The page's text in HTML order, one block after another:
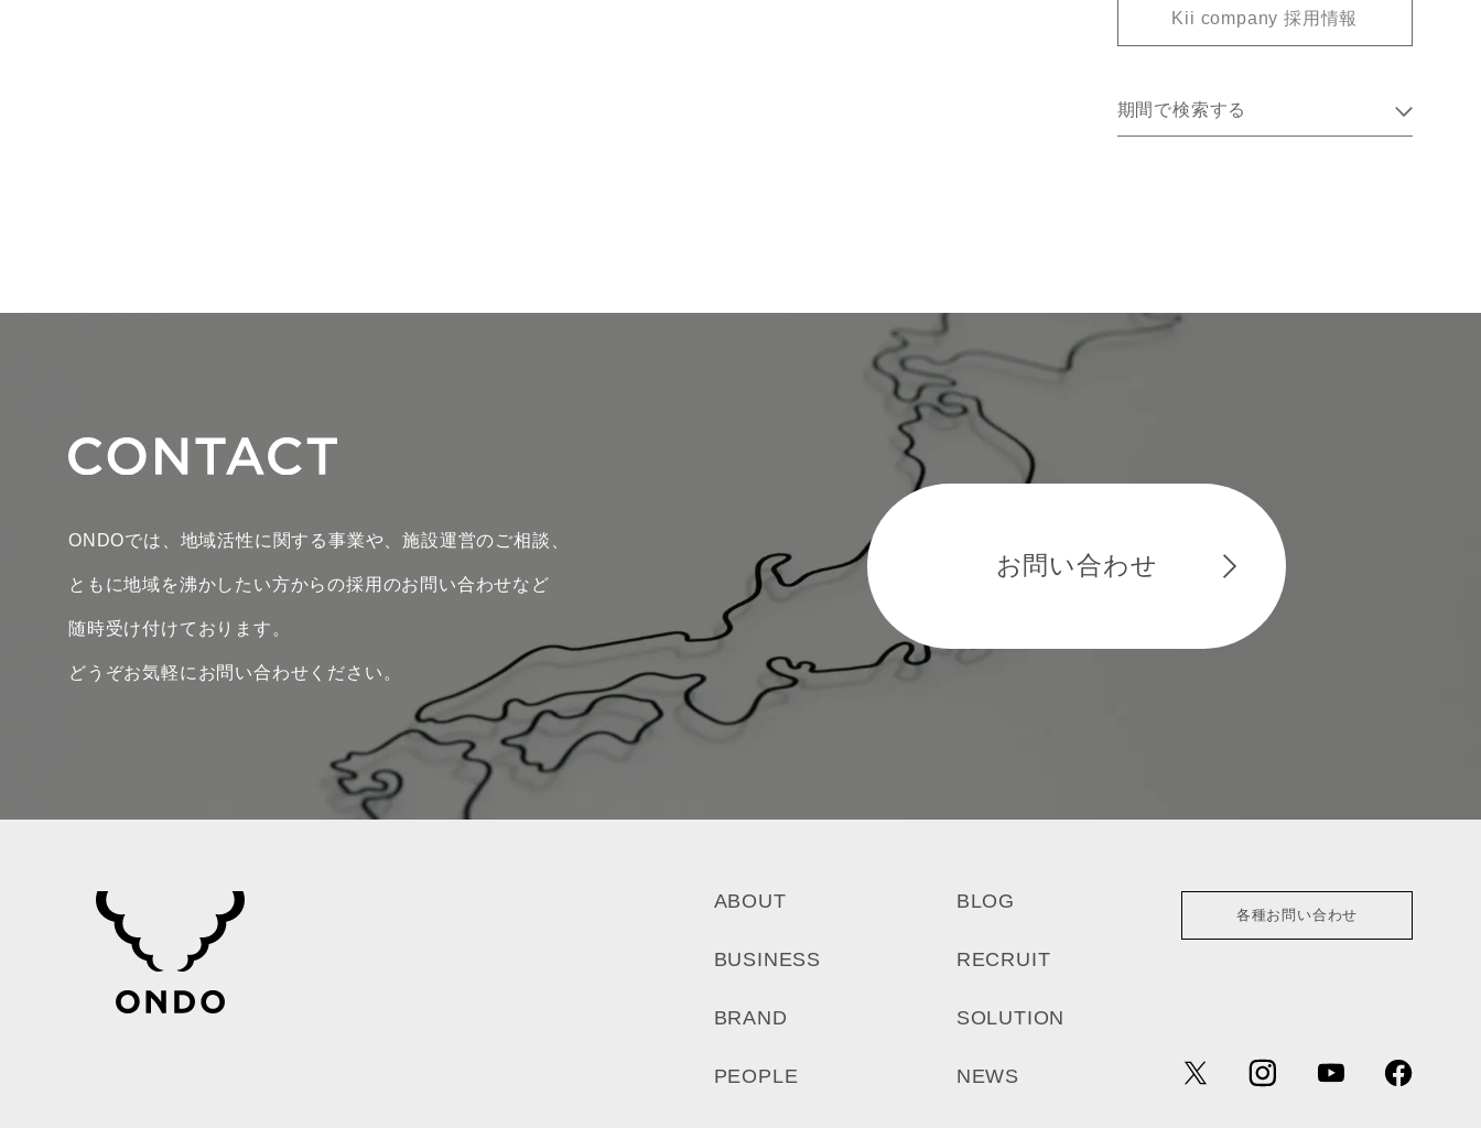
Kii company 採用情報
期間で検索する
ONDOでは、地域活性に関する事業や、施設運営のご相談、
ともに地域を沸かしたい方からの採用のお問い合わせなど
随時受け付けております。
どうぞお気軽にお問い合わせください。
お問い合わせ
ABOUT
BUSINESS
BRAND
PEOPLE
BLOG
RECRUIT
SOLUTION
NEWS
各種お問い合わせ